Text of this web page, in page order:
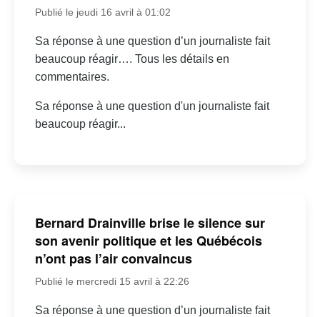
Publié le jeudi 16 avril à 01:02
Sa réponse à une question d’un journaliste fait
beaucoup réagir…. Tous les détails en
commentaires.
Sa réponse à une question d'un journaliste fait
beaucoup réagir...
Bernard Drainville brise le silence sur
son avenir politique et les Québécois
n’ont pas l’air convaincus
Publié le mercredi 15 avril à 22:26
Sa réponse à une question d’un journaliste fait